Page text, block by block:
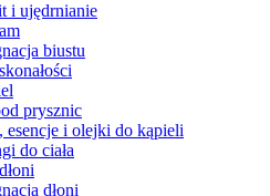
i ujędrnianie
biustu
prysznic
esencje i olejki do kąpieli
do ciała
dłoni